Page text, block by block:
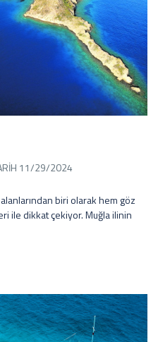
11/29/2024
biri olarak hem göz
ile dikkat çekiyor. Muğla ilinin